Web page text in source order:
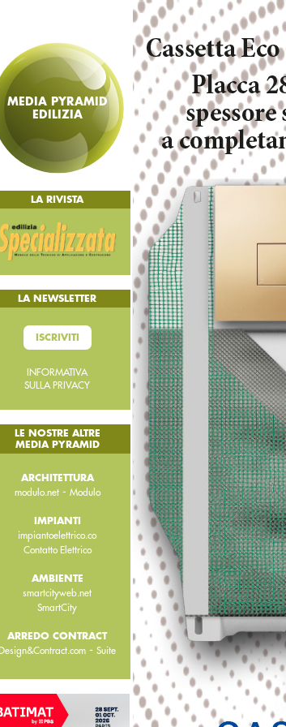
MEDIA PYRAMID
EDILIZIA
LA RIVISTA
LA NEWSLETTER
ISCRIVITI
INFORMATIVA
SULLA PRIVACY
LE NOSTRE ALTRE
MEDIA PYRAMID
ARCHITETTURA
modulo.net- Modulo
IMPIANTI
impiantoelettrico.co
Contatto Elettrico
AMBIENTE
smartcityweb.net
SmartCity
ARREDO CONTRACT
Design&Contract.com -Suite